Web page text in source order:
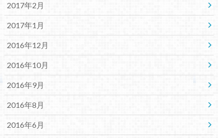
2017年2月
2017年1月
2016年12月
2016年10月
2016年9月
2016年8月
2016年6月